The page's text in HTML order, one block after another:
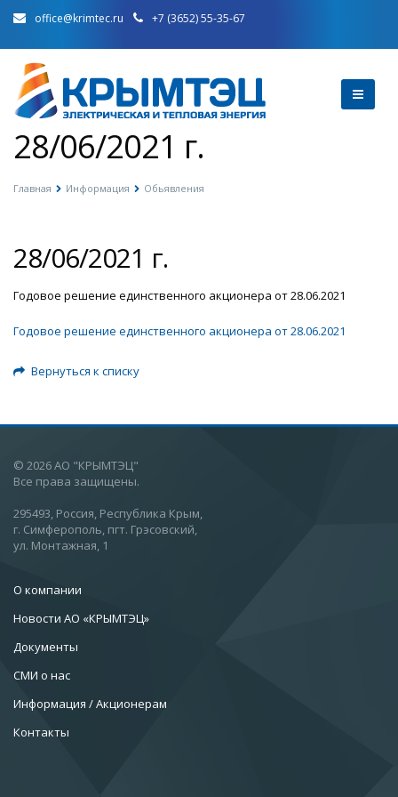
office@krimtec.ru +7 (3652) 55-35-67
28/06/2021 г.
Главная Информация Обьявления
28/06/2021 г.
Годовое решение единственного акционера от 28.06.2021
Годовое решение единственного акционера от 28.06.2021
Вернуться к списку
© 2026 АО "КРЫМТЭЦ"
Все права защищены.
295493, Россия, Республика Крым,
г. Симферополь, пгт. Грэсовский,
ул. Монтажная, 1
О компании
Новости АО «КРЫМТЭЦ»
Документы
СМИ о нас
Информация / Акционерам
Контакты